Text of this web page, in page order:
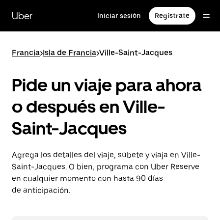
contenido
principal
Uber Iniciar sesión Regístrate
Francia>Isla de Francia>Ville-Saint-Jacques
Pide un viaje para ahora
o después en Ville-
Saint-Jacques
Agrega los detalles del viaje, súbete y viaja en Ville-
Saint-Jacques. O bien, programa con Uber Reserve
en cualquier momento con hasta 90 días
de anticipación.